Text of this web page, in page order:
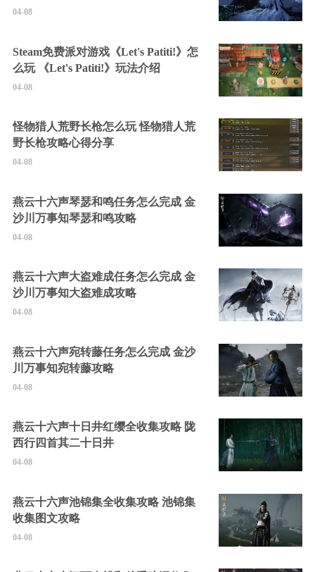
04-08
Steam免费派对游戏《Let's Patiti!》怎
么玩 《Let's Patiti!》玩法介绍
04-08
怪物猎人荒野长枪怎么玩 怪物猎人荒
野长枪攻略心得分享
04-08
燕云十六声琴瑟和鸣任务怎么完成 金
沙川万事知琴瑟和鸣攻略
04-08
燕云十六声大盗难成任务怎么完成 金
沙川万事知大盗难成攻略
04-08
燕云十六声宛转藤任务怎么完成 金沙
川万事知宛转藤攻略
04-08
燕云十六声十日井红缨全收集攻略 陇
西行四首其二十日井
04-08
燕云十六声池锦集全收集攻略 池锦集
收集图文攻略
04-08